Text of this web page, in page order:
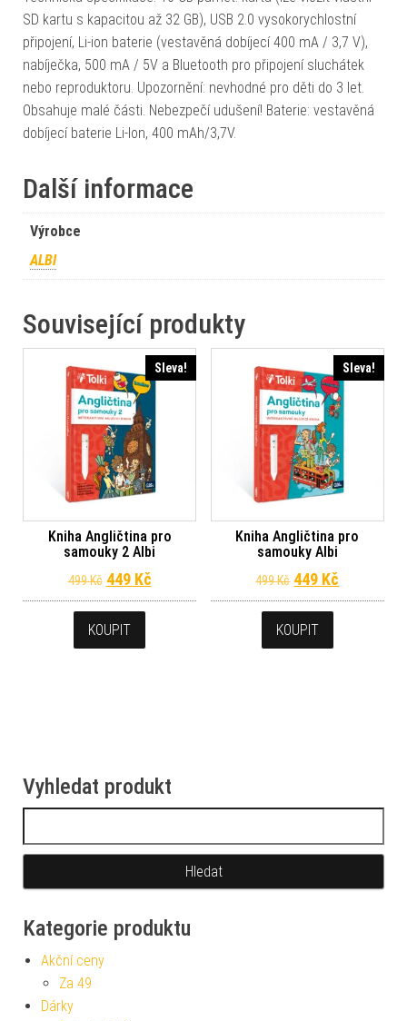
SD kartu s kapacitou až 32 GB), USB 2.0 vysokorychlostní
připojení, Li-ion baterie (vestavěná dobíjecí 400 mA / 3,7 V),
nabíječka, 500 mA / 5V a Bluetooth pro připojení sluchátek
nebo reproduktoru. Upozornění: nevhodné pro děti do 3 let.
Obsahuje malé části. Nebezpečí udušení! Baterie: vestavěná
dobíjecí baterie Li-Ion, 400 mAh/3,7V.
Další informace
Výrobce
ALBI
Související produkty
Sleva!
Kniha Angličtina pro
samouky 2 Albi
499Kč Původní cena byla: 499 Kč.
449 KčAktuální cena je: 449 Kč.
KOUPIT
Sleva!
Kniha Angličtina pro
samouky Albi
499Kč Původní cena
449 Kč
KOUPIT
Vyhledat produkt
Kategorie produktu
Akční ceny
Za 49
Dárky